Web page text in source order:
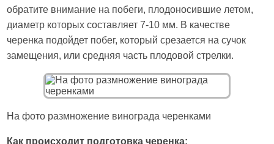
обратите внимание на побеги, плодоносившие летом,
диаметр которых составляет 7-10 мм. В качестве
черенка подойдет побег, который срезается на сучок
замещения, или средняя часть плодовой стрелки.
На фото размножение винограда черенками
Как происходит подготовка черенка: